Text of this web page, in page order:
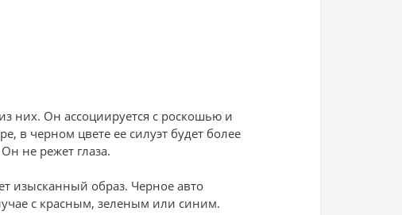
Он ассоциируется с роскошью и
в черном цвете ее силуэт будет более
Он не режет глаза.
изысканный образ. Черное авто
с красным, зеленым или синим.